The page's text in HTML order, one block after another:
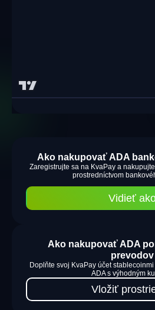
Ako nakupovať ADA
Zaregistrujte sa na KvaPay a
prostredníctvom
Vidieť
Ako nakupovať ADA
prevodov
Doplňte svoj KvaPay účet
ADA s výhodným
Vložiť